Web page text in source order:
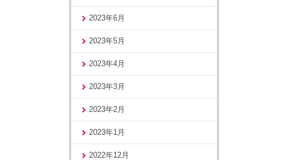
2023年6月
2023年5月
2023年4月
2023年3月
2023年2月
2023年1月
2022年12月